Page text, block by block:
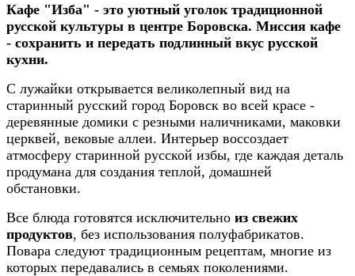
Кафе "Изба" - это уютный уголок традиционной
русской культуры в центре Боровска. Миссия кафе
- сохранить и передать подлинный вкус русской
кухни.
С лужайки открывается великолепный вид на
старинный русский город Боровск во всей красе -
деревянные домики с резными наличниками, маковки
церквей, вековые аллеи. Интерьер воссоздает
атмосферу старинной русской избы, где каждая деталь
продумана для создания теплой, домашней
обстановки.
Все блюда готовятся исключительно из свежих
продуктов, без использования полуфабрикатов.
Повара следуют традиционным рецептам, многие из
которых передавались в семьях поколениями.